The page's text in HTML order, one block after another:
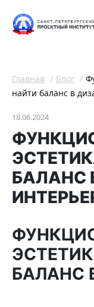
Главная Блог
найти баланс в
18.06.2024
БАЛАНС
БАЛАНС